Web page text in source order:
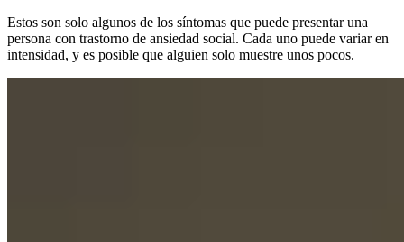
Estos son solo algunos de los síntomas que puede presentar una
persona con trastorno de ansiedad social. Cada uno puede variar en
intensidad, y es posible que alguien solo muestre unos pocos.